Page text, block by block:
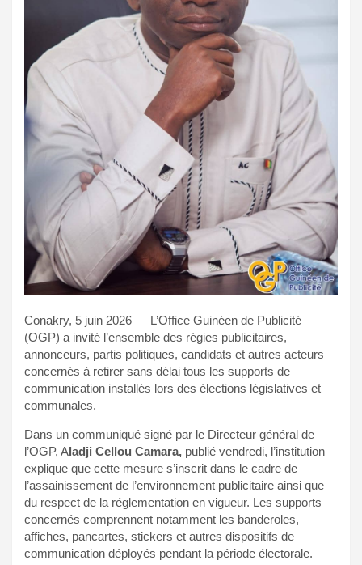
Conakry, 5 juin 2026 — L’Office Guinéen de Publicité
(OGP) a invité l’ensemble des régies publicitaires,
annonceurs, partis politiques, candidats et autres acteurs
concernés à retirer sans délai tous les supports de
communication installés lors des élections législatives et
communales.
Dans un communiqué signé par le Directeur général de
l’OGP, Aladji Cellou Camara, publié vendredi, l’institution
explique que cette mesure s’inscrit dans le cadre de
l’assainissement de l’environnement publicitaire ainsi que
du respect de la réglementation en vigueur. Les supports
concernés comprennent notamment les banderoles,
affiches, pancartes, stickers et autres dispositifs de
communication déployés pendant la période électorale.